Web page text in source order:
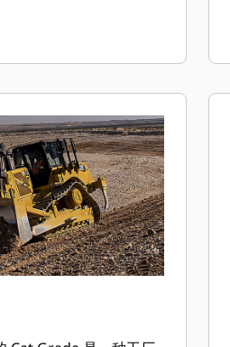
下的转向性能，提高了
出色的推土性能。